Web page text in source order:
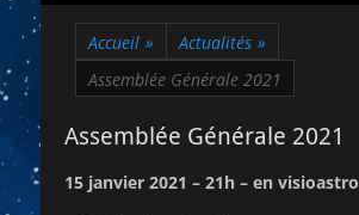
Accueil » Actualités »
Assemblée Générale 2021
Assemblée Générale 2021
15 janvier 2021 – 21h – en visioastro